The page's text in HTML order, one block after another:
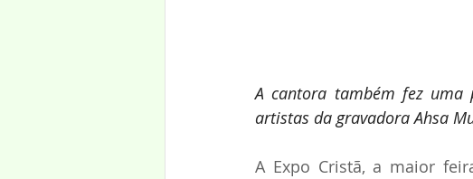
A cantora também fez uma
artistas da gravadora Ahsa
A Expo Cristã, a maior